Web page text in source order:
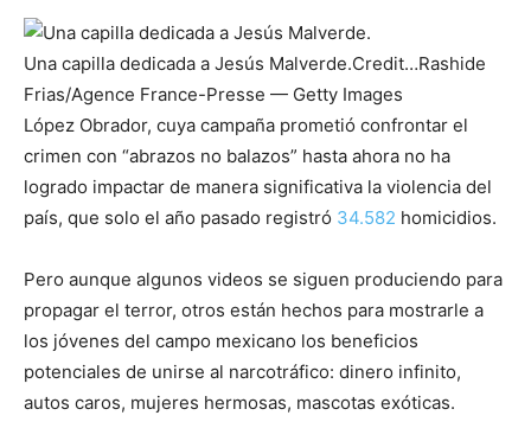
Una capilla dedicada a Jesús Malverde.Credit…Rashide
Frias/Agence France-Presse — Getty Images
López Obrador, cuya campaña prometió confrontar el
crimen con “abrazos no balazos” hasta ahora no ha
logrado impactar de manera significativa la violencia del
país, que solo el año pasado registró 34.582 homicidios.
Pero aunque algunos videos se siguen produciendo para
propagar el terror, otros están hechos para mostrarle a
los jóvenes del campo mexicano los beneficios
potenciales de unirse al narcotráfico: dinero infinito,
autos caros, mujeres hermosas, mascotas exóticas.